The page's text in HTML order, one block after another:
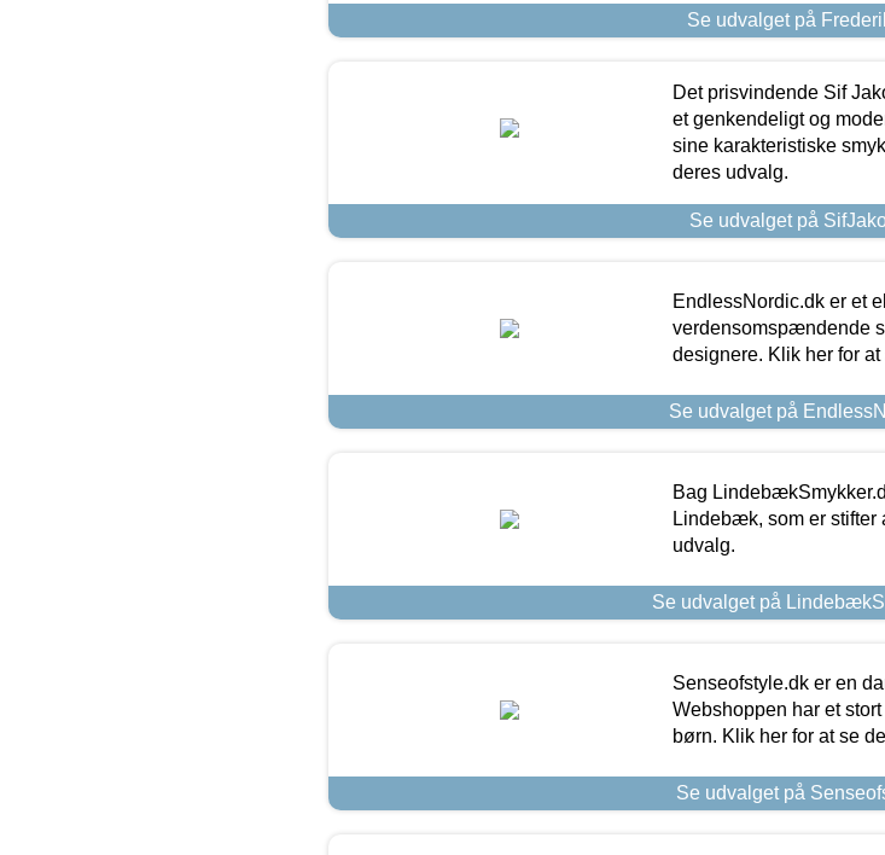
Se udvalget på
Det prisvindende Sif
et genkendeligt og
sine karakteristiske
deres udvalg.
Se udvalget på
EndlessNordic.dk er et
verdensomspændende
designere. Klik her for
Se udvalget på
Bag
Lindebæk, som er stifter
udvalg.
Se udvalget på
Senseofstyle.dk er en
Webshoppen har et
børn. Klik her for at se
Se udvalget på